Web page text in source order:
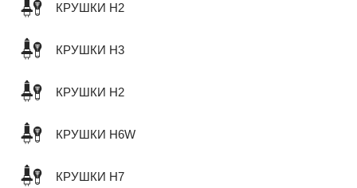
КРУШКИ H2
КРУШКИ H3
КРУШКИ H2
КРУШКИ H6W
КРУШКИ H7